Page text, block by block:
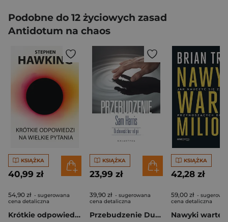
Podobne do 12 życiowych zasad
Antidotum na chaos
KSIĄŻKA
40,99 zł
54,90 zł - sugerowana
cena detaliczna
Krótkie odpowiedzi na wielkie pytania
KSIĄŻKA
23,99 zł
39,90 zł - sugerowana
cena detaliczna
Przebudzenie Duchowość bez religii.
KSIĄŻKA
42,28 zł
59,00 zł -
cena detaliczna